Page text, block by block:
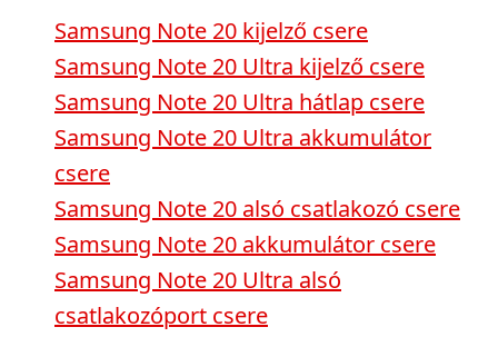
Samsung Note 20 kijelző csere
Samsung Note 20 Ultra kijelző csere
Samsung Note 20 Ultra hátlap csere
Samsung Note 20 Ultra akkumulátor
csere
Samsung Note 20 alsó csatlakozó csere
Samsung Note 20 akkumulátor csere
Samsung Note 20 Ultra alsó
csatlakozóport csere